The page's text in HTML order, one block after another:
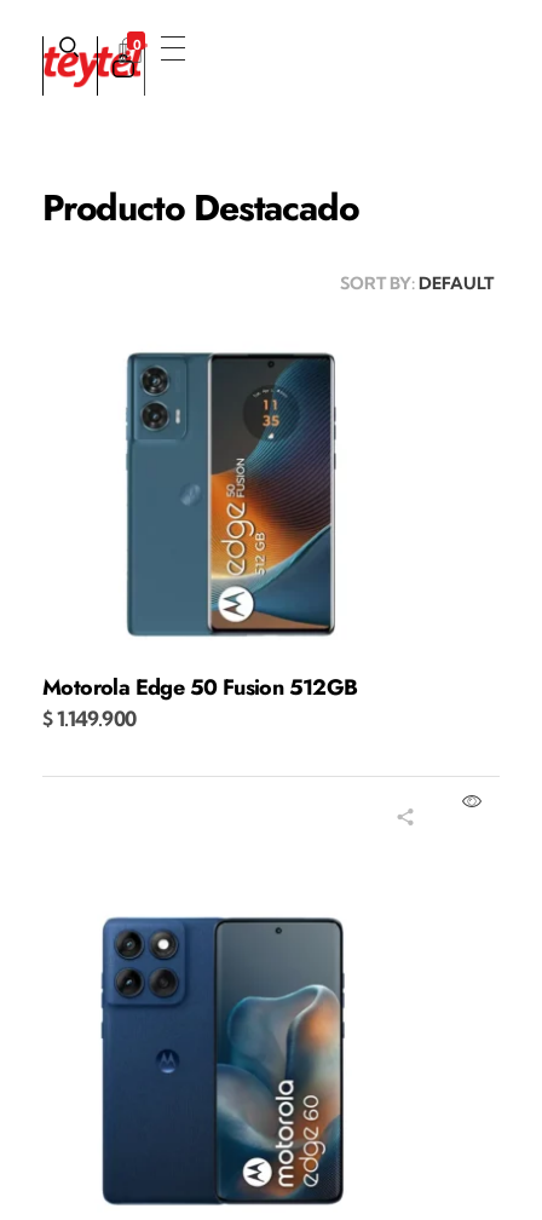
0
Producto Destacado
SORT BY:DEFAULT
Motorola Edge 50 Fusion 512GB
$1.149.900